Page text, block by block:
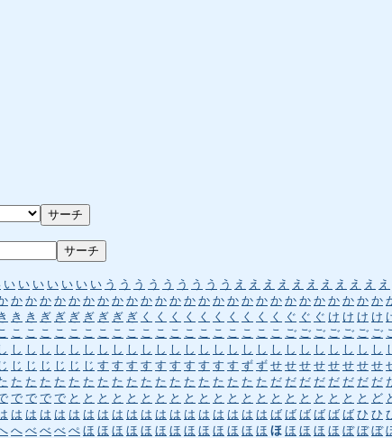
い い い い い い い う う う う う う う う う え え え え え え え え え え え
か か か か か か か か か か か か か か か か か か か か か か か か か か
き き ぎ ぎ ぎ ぎ ぎ ぎ ぎ く く く く く く く く く く ぐ ぐ ぐ け け け け
こ こ こ こ こ こ こ こ こ こ こ こ こ こ こ こ こ こ こ こ ご ご ご ご ご ご ご
し し し し し し し し し し し し し し し し し し し し し し し し し し
じ じ じ じ じ じ じ す す す す す す す す す す ず ず せ せ せ せ せ せ せ せ
た た た た た た た た た た た た た た た た た た だ だ だ だ だ だ だ だ
で で で で と と と と と と と と と と と と と と と と と と と と と ど
は は は は は は は は は は は は は は は は は は ば ば ば ば ば ば ひ ひ
へ べ べ べ ぺ ほ ほ ほ ほ ほ ほ ほ ほ ほ ほ ほ ほ ほ ほ ほ ほ ほ ほ ぼ ぼ ぼ